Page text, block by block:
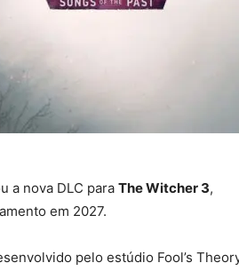
a nova DLC para The Witcher 3,
em 2027.
pelo estúdio Fool’s